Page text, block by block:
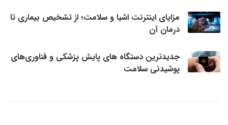
مزایای اینترنت اشیا و سلامت؛ از تشخیص بیماری تا
درمان آن
جدیدترین دستگاه های پایش پزشکی و فناوری‌های
پوشیدنی سلامت